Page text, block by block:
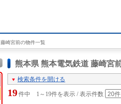
藤崎宮前の物件一覧
熊本県 熊本電気鉄道 藤崎宮
検索条件を開ける
19件中 1～19件を表示 / 表示件数